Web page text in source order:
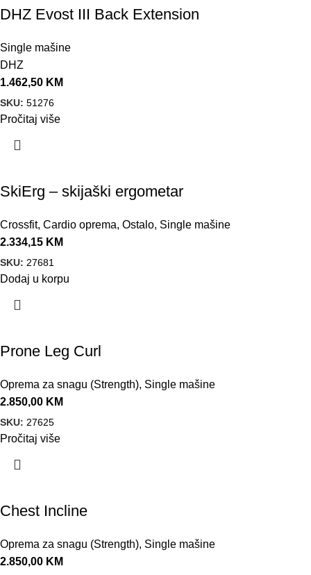
DHZ Evost III Back Extension
Single mašine
DHZ
1.462,50 KM
SKU: 51276
Pročitaj više
SkiErg – skijaški ergometar
Crossfit, Cardio oprema, Ostalo, Single mašine
2.334,15 KM
SKU: 27681
Dodaj u korpu
Prone Leg Curl
Oprema za snagu (Strength), Single mašine
2.850,00 KM
SKU: 27625
Pročitaj više
Chest Incline
Oprema za snagu (Strength), Single mašine
2.850,00 KM